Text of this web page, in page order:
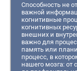
Способность не
важной
когнитивные
когнитивных
внешних и
важно для
память или
процесс, в
нашего мозга: от